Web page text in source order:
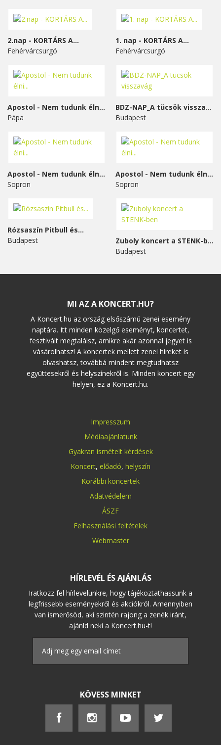
2.nap - KORTÁRS A...
Fehérvárcsurgó
1. nap - KORTÁRS A...
Fehérvárcsurgó
Apostol - Nem tudunk élni...
Pápa
BDZ-NAP_A tücsök visszavág
Budapest
Apostol - Nem tudunk élni...
Sopron
Apostol - Nem tudunk élni...
Sopron
Rózsaszín Pitbull és...
Budapest
Zuboly koncert a STENK-ben
Budapest
MI AZ A KONCERT.HU?
A Koncert.hu az ország elsőszámú zenei esemény
naptára. Itt minden közelgő eseményt, koncertet,
fesztivált megtalálsz, amikre akár azonnal jegyet is
vásárolhatsz! A koncertek mellett zenei híreket is
olvashatsz, továbbá mindent megtudhatsz
együttesekről és helyszínekről is. Minden koncert egy
helyen, ez a Koncert.hu.
Impresszum
Médiaajánlatunk
Gyakran ismételt kérdések
Koncert, előadó, helyszín
Korábbi koncertek
Adatvédelem
ÁSZF
Felhasználási feltételek
Webmaster
HÍRLEVÉL ÉS AJÁNLÁS
Iratkozz fel hírlevelünkre, hogy tájékoztathassunk a
legfrissebb eseményekről és akciókról. Amennyiben
van ismerősöd, aki szintén rajong a zenék iránt,
ajánld neki a Koncert.hu-t!
KÖVESS MINKET